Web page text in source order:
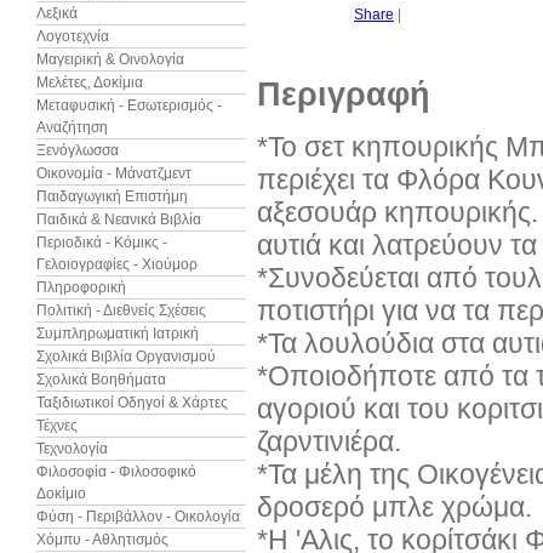
Λεξικά
Λογοτεχνία
Μαγειρική & Οινολογία
Μελέτες, Δοκίμια
Μεταφυσική - Εσωτερισμός -
Αναζήτηση
Ξενόγλωσσα
Οικονομία - Μάνατζμεντ
Παιδαγωγική Επιστήμη
Παιδικά & Νεανικά Βιβλία
Περιοδικά - Κόμικς -
Γελοιογραφίες - Χιούμορ
Πληροφορική
Πολιτική - Διεθνείς Σχέσεις
Συμπληρωματική Ιατρική
Σχολικά Βιβλία Οργανισμού
Σχολικά Βοηθήματα
Ταξιδιωτικοί Οδηγοί & Χάρτες
Τέχνες
Τεχνολογία
Φιλοσοφία - Φιλοσοφικό
Δοκίμιο
Φύση - Περιβάλλον - Οικολογία
Χόμπυ - Αθλητισμός
Share
Περιγραφή
*Το σετ κηπουρικής
περιέχει τα Φλόρα
αξεσουάρ
αυτιά και λατρεύουν
*Συνοδεύεται από
ποτιστήρι για να τα
*Τα λουλούδια στα
*Οποιοδήποτε από τα
αγοριού και του
ζαρντινιέρα.
*Τα μέλη της
δροσερό μπλε χρώμα.
*Η 'Αλις, το κορίτσάκι